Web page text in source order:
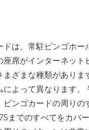
は、常駐ビンゴホ
席がインターネッ
まざまな種類があり
よって異なります
ンゴカードの周り
までのすべてをカバ